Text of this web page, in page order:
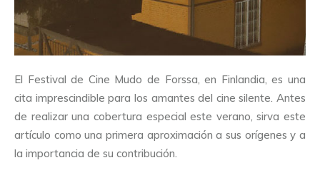
El Festival de Cine Mudo de Forssa, en Finlandia, es una
cita imprescindible para los amantes del cine silente. Antes
de realizar una cobertura especial este verano, sirva este
artículo como una primera aproximación a sus orígenes y a
la importancia de su contribución.